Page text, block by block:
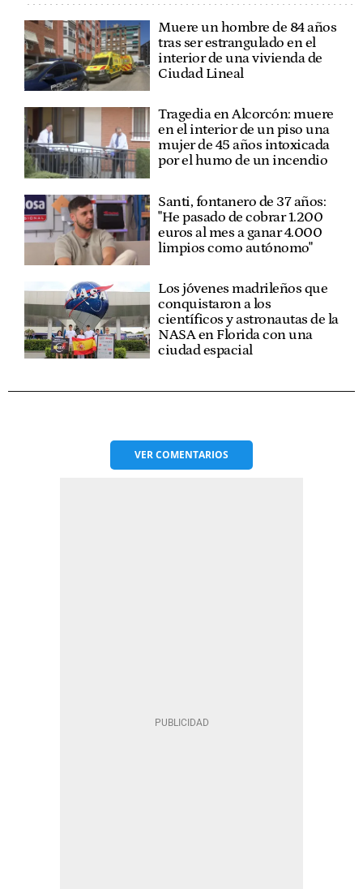
Muere un hombre de 84 años
tras ser estrangulado en el
interior de una vivienda de
Ciudad Lineal
Tragedia en Alcorcón: muere
en el interior de un piso una
mujer de 45 años intoxicada
por el humo de un incendio
Santi, fontanero de 37 años:
"He pasado de cobrar 1.200
euros al mes a ganar 4.000
limpios como autónomo"
Los jóvenes madrileños que
conquistaron a los
científicos y astronautas de la
NASA en Florida con una
ciudad espacial
VERCOMENTARIOS